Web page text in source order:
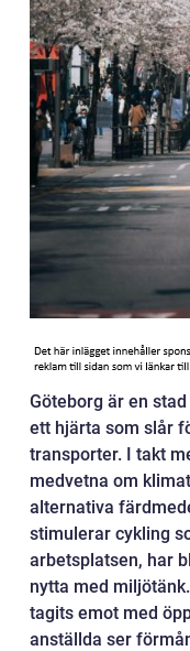
Göteborg är en
ett hjärta som slår
transporter. I takt
medvetna om
alternativa
stimulerar cykling
arbetsplatsen, har
nytta med
tagits emot med
anställda ser